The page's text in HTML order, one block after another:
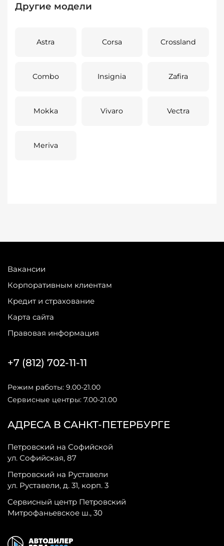
Другие модели
Astra Corsa Crossland
Combo Insignia Zafira
Mokka Vivaro Vectra
Meriva
Вакансии
Корпоративным клиентам
Кредит и страхование
Карта сайта
Правовая информация
АДРЕСА В САНКТ-ПЕТЕРБУРГЕ
Петровский на Софийской
ул. Софийская, 87
Петровский на Руставели
ул. Руставели, д. 31, корп. 3
Сервисный центр Петровский
Митрофаньевское ш., 30
+7 (812) 702-11-11
Режим работы: 9.00-21.00
Сервисные центры: 7.00-21.00